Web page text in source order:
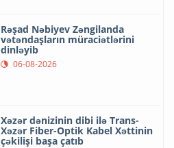
Rəşad Nəbiyev Zəngilanda
vətəndaşların müraciətlərini
dinləyib
06-08-2026
Xəzər dənizinin dibi ilə Trans-
Xəzər Fiber-Optik Kabel Xəttinin
çəkilişi başa çatıb